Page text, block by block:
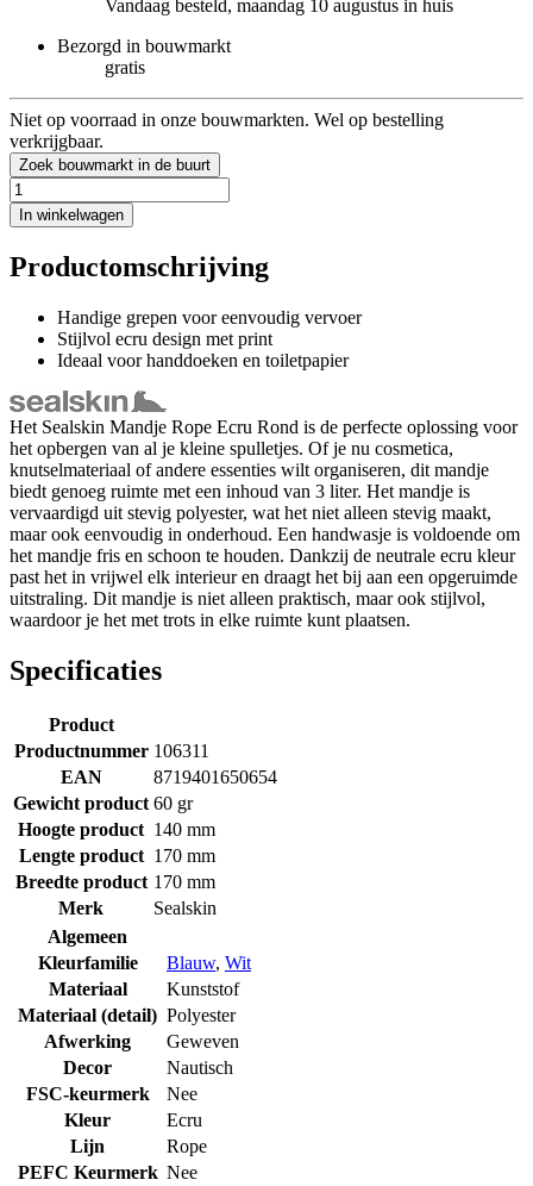
Vandaag besteld, maandag 10 augustus in huis
Bezorgd in bouwmarkt
gratis
Niet op voorraad in onze bouwmarkten. Wel op bestelling
verkrijgbaar.
Zoek bouwmarkt in de buurt
In winkelwagen
Productomschrijving
Handige grepen voor eenvoudig vervoer
Stijlvol ecru design met print
Ideaal voor handdoeken en toiletpapier
Het Sealskin Mandje Rope Ecru Rond is de perfecte oplossing voor
het opbergen van al je kleine spulletjes. Of je nu cosmetica,
knutselmateriaal of andere essenties wilt organiseren, dit mandje
biedt genoeg ruimte met een inhoud van 3 liter. Het mandje is
vervaardigd uit stevig polyester, wat het niet alleen stevig maakt,
maar ook eenvoudig in onderhoud. Een handwasje is voldoende om
het mandje fris en schoon te houden. Dankzij de neutrale ecru kleur
past het in vrijwel elk interieur en draagt het bij aan een opgeruimde
uitstraling. Dit mandje is niet alleen praktisch, maar ook stijlvol,
waardoor je het met trots in elke ruimte kunt plaatsen.
Specificaties
Product
Productnummer 106311
EAN
8719401650654
Gewicht product 60 gr
Hoogte product 140 mm
Lengte product 170 mm
Breedte product 170 mm
Merk
Sealskin
Algemeen
Kleurfamilie
Blauw, Wit
Materiaal
Kunststof
Materiaal (detail) Polyester
Afwerking
Geweven
Decor
Nautisch
FSC-keurmerk
Nee
Kleur
Ecru
Lijn
Rope
PEFC Keurmerk Nee